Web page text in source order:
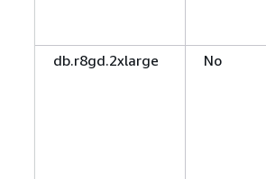
db.r8gd.2xlarge
No